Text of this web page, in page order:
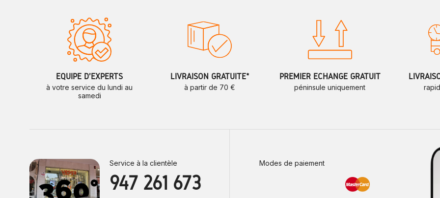
ÉQUIPE D'EXPERTS
à votre service du lundi au
samedi
LIVRAISON GRATUITE*
à partir de 70 €
PREMIER ÉCHANGE GRATUIT
péninsule uniquement
Service à la clientèle
947 261 673
Modes de paiement